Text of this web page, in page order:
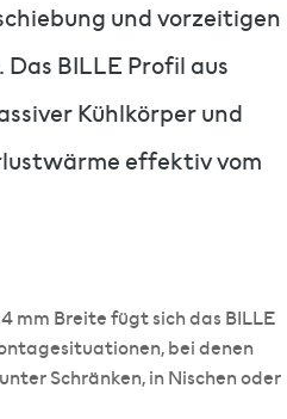
und vorzeitigen
BILLE Profil aus
Kühlkörper und
effektiv vom
mm Breite fügt sich das BILLE
bei denen
Schränken, in Nischen oder